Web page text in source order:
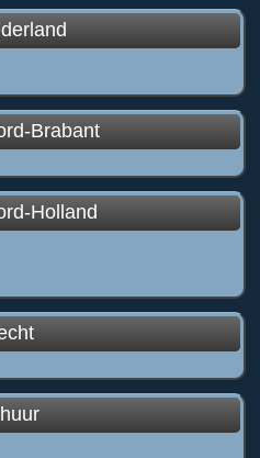
Brabant
Holland